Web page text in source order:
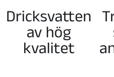
Dricksvatten
av hög
kvalitet